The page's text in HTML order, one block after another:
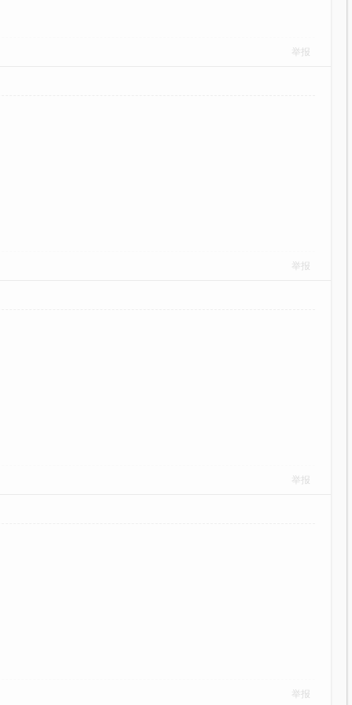
举报
举报
举报
举报